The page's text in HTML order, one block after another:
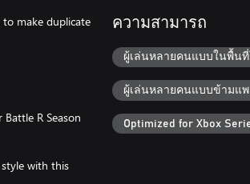
to make duplicate
R Season
with this
ความสามารถ
ผู้เล่นหลายคนแบบในพื้นที่
ผู้เล่นหลายคนแบบข้ามแ
Optimized for Xbox